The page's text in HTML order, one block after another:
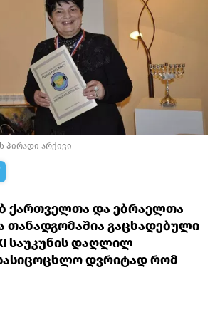
პირადი არქივი
ქართველთა და ებრაელთა
თანადგომაშია გაცხადებული
საუკუნის დაღლილ
დვრიტად რომ